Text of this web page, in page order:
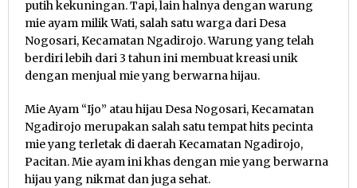
putih kekuningan. Tapi, lain halnya dengan warung
mie ayam milik Wati, salah satu warga dari Desa
Nogosari, Kecamatan Ngadirojo. Warung yang telah
berdiri lebih dari 3 tahun ini membuat kreasi unik
dengan menjual mie yang berwarna hijau.
Mie Ayam “Ijo” atau hijau Desa Nogosari, Kecamatan
Ngadirojo merupakan salah satu tempat hits pecinta
mie yang terletak di daerah Kecamatan Ngadirojo,
Pacitan. Mie ayam ini khas dengan mie yang berwarna
hijau yang nikmat dan juga sehat.